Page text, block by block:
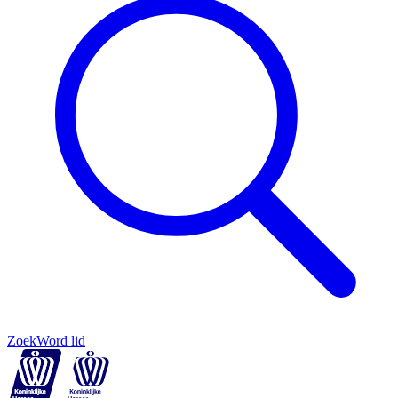
ZoekWord lid